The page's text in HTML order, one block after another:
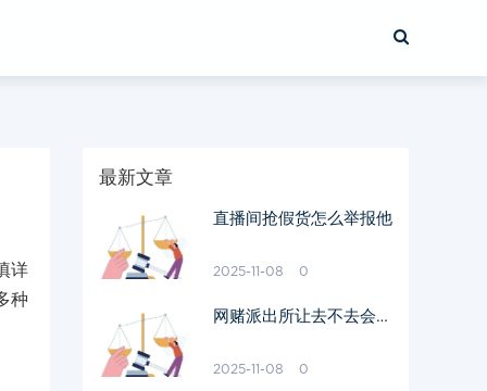
详
种
最新文章
直播间抢假货怎么举报他
2025-11-08 0
网赌派出所让去不去会怎
2025-11-08 0